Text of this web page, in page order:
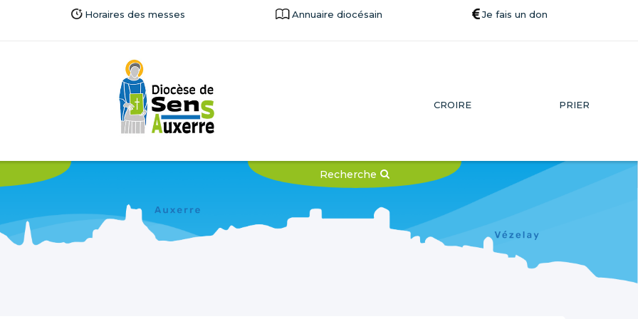
Horaires des messes Annuaire diocésain Je fais un don
CROIRE PRIER
Recherche